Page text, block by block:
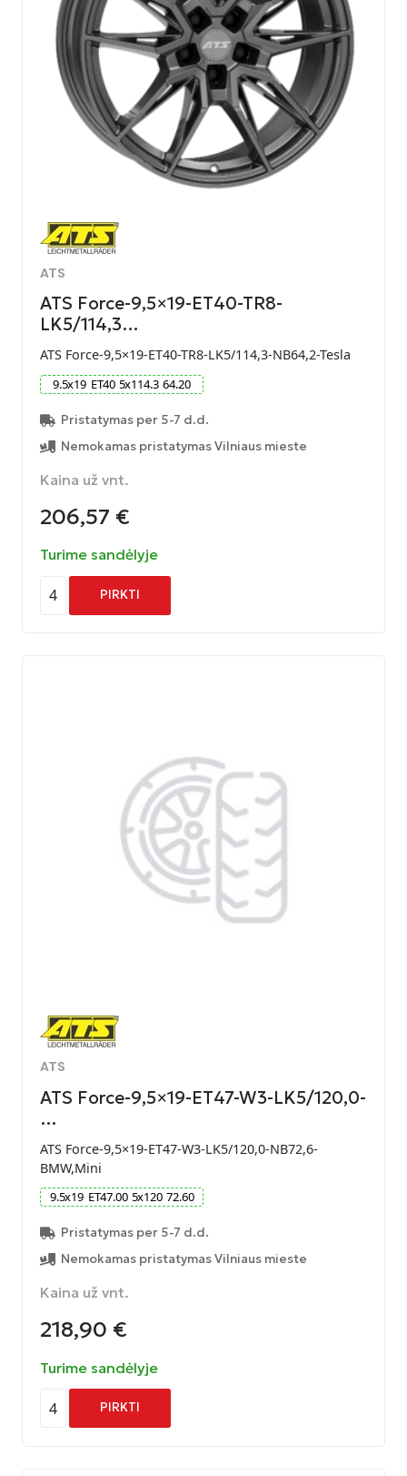
ATS
ATS Force-9,5×19-ET40-TR8-
LK5/114,3…
ATS Force-9,5×19-ET40-TR8-LK5/114,3-NB64,2-Tesla
9.5x19 ET40 5x114.3 64.20
Pristatymas per 5-7 d.d.
Nemokamas pristatymas Vilniaus mieste
Kaina už vnt.
206,57 €
Turime sandėlyje
4 PIRKTI
ATS
ATS Force-9,5×19-ET47-W3-LK5/120,0-
…
ATS Force-9,5×19-ET47-W3-LK5/120,0-NB72,6-
BMW,Mini
9.5x19 ET47.00 5x120 72.60
Pristatymas per 5-7 d.d.
Nemokamas pristatymas Vilniaus mieste
Kaina už vnt.
218,90 €
Turime sandėlyje
4 PIRKTI